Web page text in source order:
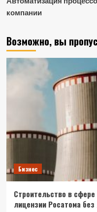
компании
Возможно, вы
Бизнес
Строительство в
лицензии Росатома